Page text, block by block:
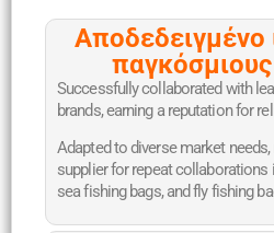
Αποδεδειγμένο
Successfully collaborated with
brands, earning a reputation for
Adapted to diverse market
supplier for repeat collaborations
sea fishing bags, and fly fishing